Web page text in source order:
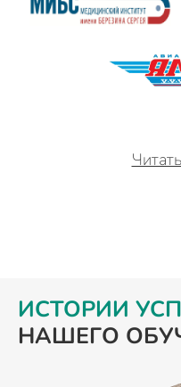
ИСТОРИИ
НАШЕГО